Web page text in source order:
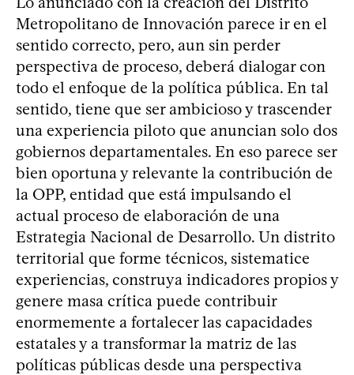
Metropolitano de Innovación parece ir en el
sentido correcto, pero, aun sin perder
perspectiva de proceso, deberá dialogar con
todo el enfoque de la política pública. En tal
sentido, tiene que ser ambicioso y trascender
una experiencia piloto que anuncian solo dos
gobiernos departamentales. En eso parece ser
bien oportuna y relevante la contribución de
la OPP, entidad que está impulsando el
actual proceso de elaboración de una
Estrategia Nacional de Desarrollo. Un distrito
territorial que forme técnicos, sistematice
experiencias, construya indicadores propios y
genere masa crítica puede contribuir
enormemente a fortalecer las capacidades
estatales y a transformar la matriz de las
políticas públicas desde una perspectiva